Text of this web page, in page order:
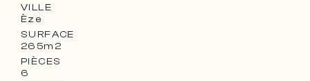
VILLE
Èze
SURFACE
265m2
PIÈCES
6